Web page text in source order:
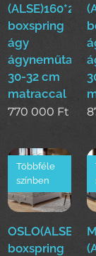
boxspring
ágy
30-32 cm
matraccal
770 000 Ft
boxspring
Többféle
színben